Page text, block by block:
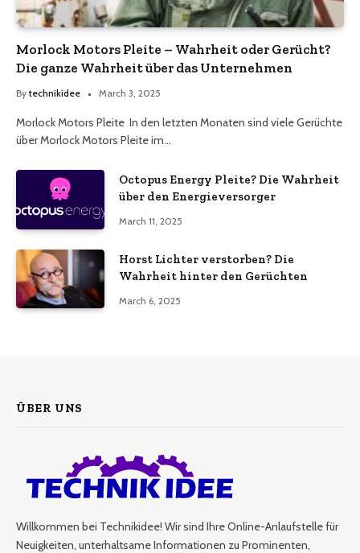
Morlock Motors Pleite – Wahrheit oder Gerücht?
Die ganze Wahrheit über das Unternehmen
By technikidee March 3, 2025
Morlock Motors Pleite In den letzten Monaten sind viele Gerüchte
über Morlock Motors Pleite im…
Octopus Energy Pleite? Die Wahrheit
über den Energieversorger
March 11, 2025
Horst Lichter verstorben? Die
Wahrheit hinter den Gerüchten
March 6, 2025
ÜBER UNS
Willkommen bei Technikidee! Wir sind Ihre Online-Anlaufstelle für
Neuigkeiten, unterhaltsame Informationen zu Prominenten,